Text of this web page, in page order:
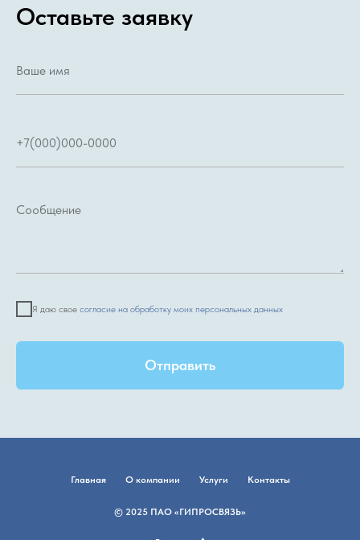
Оставьте заявку
Я даю свое согласие на обработку моих персональных данных
Отправить
Главная О компании Услуги Контакты
© 2025 ПАО «ГИПРОСВЯЗЬ»